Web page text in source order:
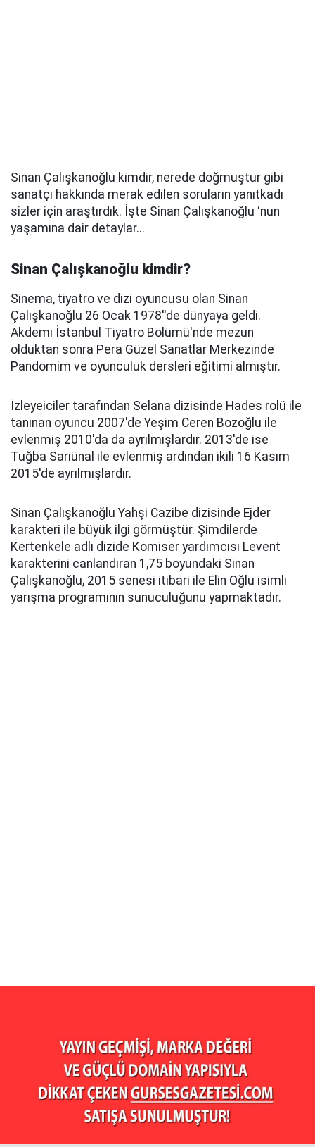
Sinan Çalışkanoğlu kimdir, nerede doğmuştur gibi
sanatçı hakkında merak edilen soruların yanıtkadı
sizler için araştırdık. İşte Sinan Çalışkanoğlu ‘nun
yaşamına dair detaylar...
Sinan Çalışkanoğlu kimdir?
Sinema, tiyatro ve dizi oyuncusu olan Sinan
Çalışkanoğlu 26 Ocak 1978''de dünyaya geldi.
Akdemi İstanbul Tiyatro Bölümü'nde mezun
olduktan sonra Pera Güzel Sanatlar Merkezinde
Pandomim ve oyunculuk dersleri eğitimi almıştır.
İzleyeiciler tarafından Selana dizisinde Hades rolü ile
tanınan oyuncu 2007'de Yeşim Ceren Bozoğlu ile
evlenmiş 2010'da da ayrılmışlardır. 2013'de ise
Tuğba Sarıünal ile evlenmiş ardından ikili 16 Kasım
2015'de ayrılmışlardır.
Sinan Çalışkanoğlu Yahşi Cazibe dizisinde Ejder
karakteri ile büyük ilgi görmüştür. Şimdilerde
Kertenkele adlı dizide Komiser yardımcısı Levent
karakterini canlandıran 1,75 boyundaki Sinan
Çalışkanoğlu, 2015 senesi itibari ile Elin Oğlu isimli
yarışma programının sunuculuğunu yapmaktadır.